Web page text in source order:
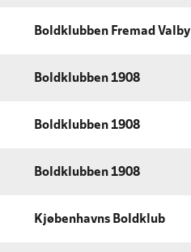
Boldklubben Fremad Valby
Boldklubben 1908
Boldklubben 1908
Boldklubben 1908
Kjøbenhavns Boldklub